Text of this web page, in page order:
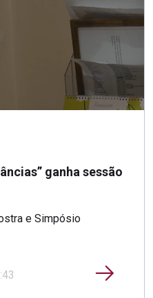
ganha sessão
e Simpósio